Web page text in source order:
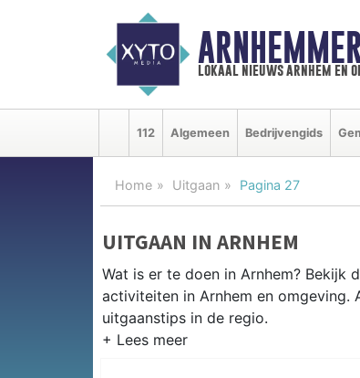
lokaal nieuws arnhem en
112 Algemeen Bedrijvengids
Home Uitgaan Pagina 27
UITGAAN IN ARNHEM
Wat is er te doen in Arnhem? Bekijk
activiteiten in Arnhem en omgeving.
uitgaanstips in de regio.